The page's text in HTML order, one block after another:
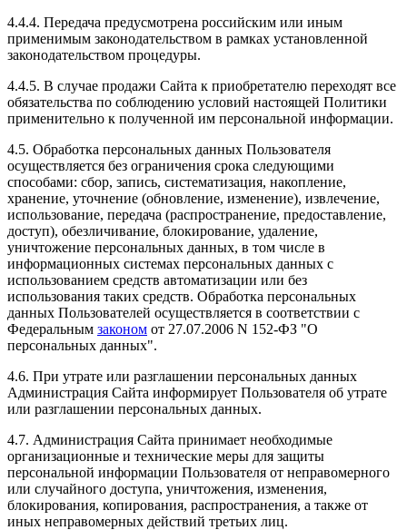
4.4.4. Передача предусмотрена российским или иным
применимым законодательством в рамках установленной
законодательством процедуры.
4.4.5. В случае продажи Сайта к приобретателю переходят все
обязательства по соблюдению условий настоящей Политики
применительно к полученной им персональной информации.
4.5. Обработка персональных данных Пользователя
осуществляется без ограничения срока следующими
способами: сбор, запись, систематизация, накопление,
хранение, уточнение (обновление, изменение), извлечение,
использование, передача (распространение, предоставление,
доступ), обезличивание, блокирование, удаление,
уничтожение персональных данных, в том числе в
информационных системах персональных данных с
использованием средств автоматизации или без
использования таких средств. Обработка персональных
данных Пользователей осуществляется в соответствии с
Федеральным законом от 27.07.2006 N 152-ФЗ "О
персональных данных".
4.6. При утрате или разглашении персональных данных
Администрация Сайта информирует Пользователя об утрате
или разглашении персональных данных.
4.7. Администрация Сайта принимает необходимые
организационные и технические меры для защиты
персональной информации Пользователя от неправомерного
или случайного доступа, уничтожения, изменения,
блокирования, копирования, распространения, а также от
иных неправомерных действий третьих лиц.